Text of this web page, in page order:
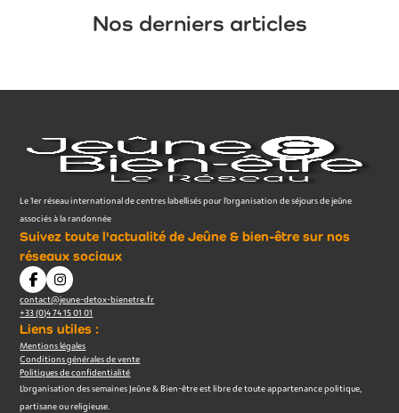
Nos derniers articles
Le 1er réseau international de centres labellisés pour l’organisation de séjours de jeûne
associés à la randonnée
Suivez toute l'actualité de Jeûne & bien-être sur nos
réseaux sociaux
contact@jeune-detox-bienetre.fr
+33 (0)4 74 15 01 01
Liens utiles :
Mentions légales
Conditions générales de vente
Politiques de confidentialité
L’organisation des semaines Jeûne & Bien-être est libre de toute appartenance politique,
partisane ou religieuse.